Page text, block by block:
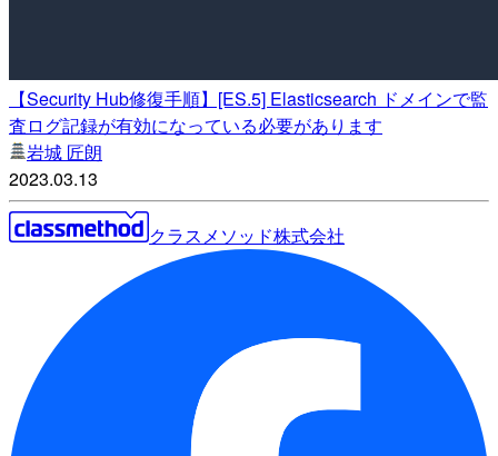
【Security Hub修復手順】[ES.5] Elasticsearch ドメインで監
査ログ記録が有効になっている必要があります
岩城 匠朗
2023.03.13
クラスメソッド株式会社